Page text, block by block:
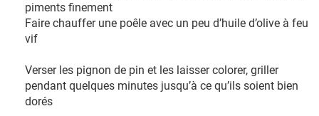
piments finement
Faire chauffer une poêle avec un peu d’huile d’olive à feu
vif
Verser les pignon de pin et les laisser colorer, griller
pendant quelques minutes jusqu’à ce qu’ils soient bien
dorés